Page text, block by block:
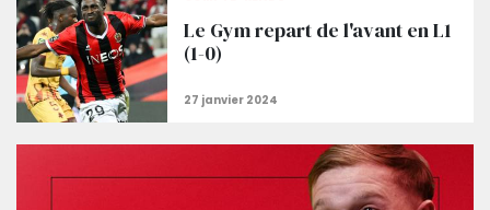
Le Gym repart de l'avant en L1
(1-0)